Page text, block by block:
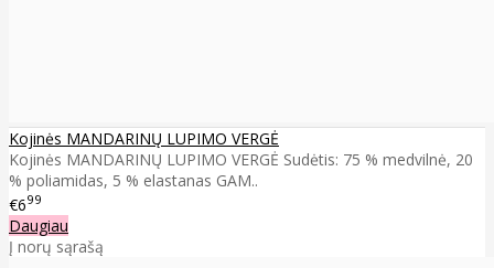
Kojinės MANDARINŲ LUPIMO VERGĖ
Kojinės MANDARINŲ LUPIMO VERGĖ Sudėtis: 75 % medvilnė, 20
% poliamidas, 5 % elastanas GAM..
€699
Daugiau
Į norų sąrašą